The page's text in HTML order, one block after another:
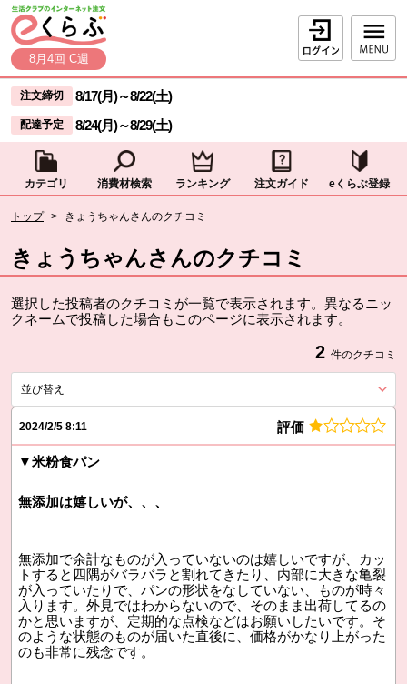
ページの先頭です。
本文へジャンプする。
8月4回 C週
ログイン
ここからサイト内共通メニューです。
サイト内共通メニューをスキップする
注文締切 8/17(月)～8/22(土)
配達予定 8/24(月)～8/29(土)
カテゴリ 消費材検索 ランキング 注文ガイド eくらぶ登録
トップ > きょうちゃんさんのクチコミ
きょうちゃんさんのクチコミ
選択した投稿者のクチコミが一覧で表示されます。異なるニッ
クネームで投稿した場合もこのページに表示されます。
2 件のクチコミ
並び替え
2024/2/5 8:11 評価
▼米粉食パン
無添加は嬉しいが、、、
無添加で余計なものが入っていないのは嬉しいですが、カッ
トすると四隅がバラバラと割れてきたり、内部に大きな亀裂
が入っていたりで、パンの形状をなしていない、ものが時々
入ります。外見ではわからないので、そのまま出荷してるの
かと思いますが、定期的な点検などはお願いしたいです。そ
のような状態のものが届いた直後に、価格がかなり上がった
のも非常に残念です。